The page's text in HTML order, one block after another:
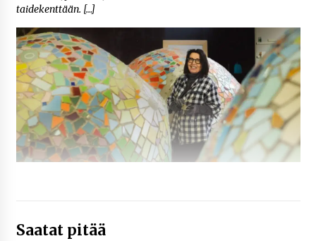
taidekenttään. […]
Saatat pitää